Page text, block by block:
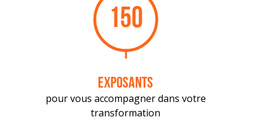
150
exposants
pour vous accompagner dans votre
transformation